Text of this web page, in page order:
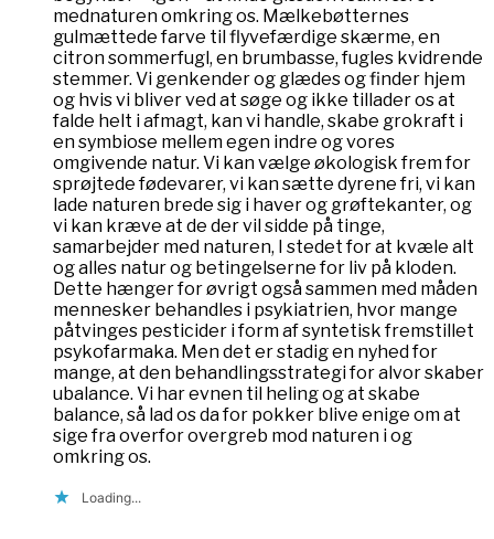
mednaturen omkring os. Mælkebøtternes
gulmættede farve til flyvefærdige skærme, en
citron sommerfugl, en brumbasse, fugles kvidrende
stemmer. Vi genkender og glædes og finder hjem
og hvis vi bliver ved at søge og ikke tillader os at
falde helt i afmagt, kan vi handle, skabe grokraft i
en symbiose mellem egen indre og vores
omgivende natur. Vi kan vælge økologisk frem for
sprøjtede fødevarer, vi kan sætte dyrene fri, vi kan
lade naturen brede sig i haver og grøftekanter, og
vi kan kræve at de der vil sidde på tinge,
samarbejder med naturen, I stedet for at kvæle alt
og alles natur og betingelserne for liv på kloden.
Dette hænger for øvrigt også sammen med måden
mennesker behandles i psykiatrien, hvor mange
påtvinges pesticider i form af syntetisk fremstillet
psykofarmaka. Men det er stadig en nyhed for
mange, at den behandlingsstrategi for alvor skaber
ubalance. Vi har evnen til heling og at skabe
balance, så lad os da for pokker blive enige om at
sige fra overfor overgreb mod naturen i og
omkring os.
Loading...